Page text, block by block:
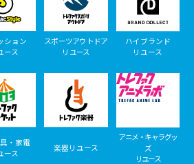
ション
ース
スポーツアウトドア
リユース
ハイブランド
リユース
・家電
ース
楽器リユース
アニメ・キャラグッ
ズ
リユース